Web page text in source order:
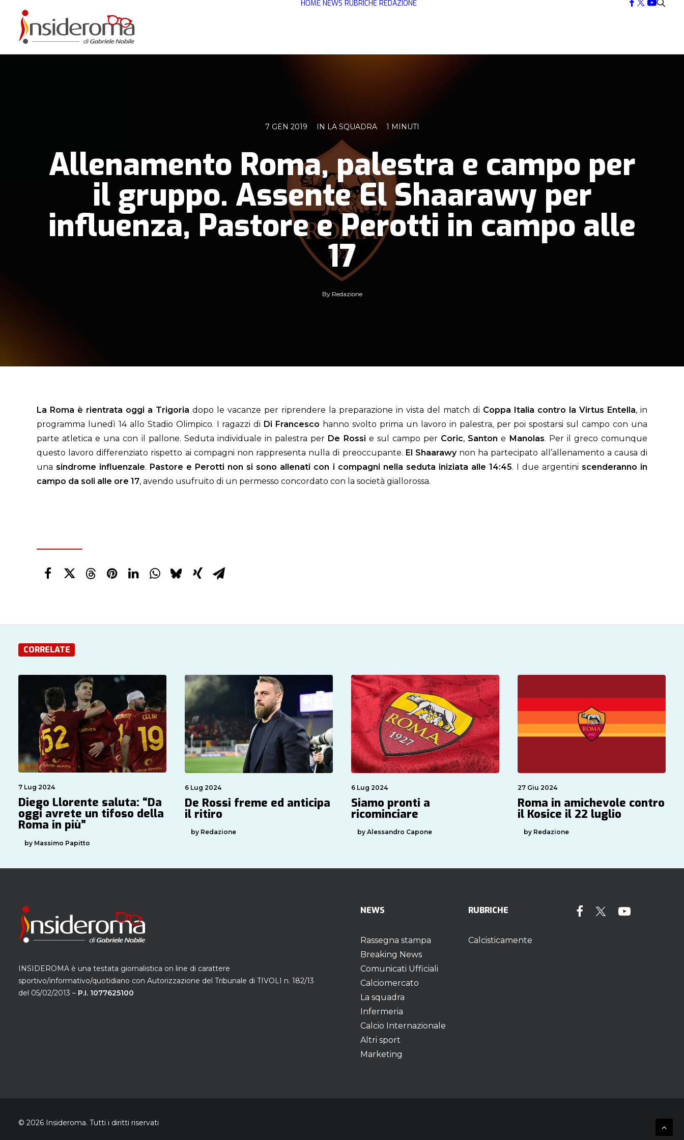
HOME NEWS RUBRICHE REDAZIONE
7 GEN 2019 IN LA SQUADRA 1 MINUTI
Allenamento Roma, palestra e campo per
il gruppo. Assente El Shaarawy per
influenza, Pastore e Perotti in campo alle
17
By Redazione
La Roma è rientrata oggi a Trigoria dopo le vacanze per riprendere la preparazione in vista del match di Coppa Italia contro la Virtus Entella, in
programma lunedì 14 allo Stadio Olimpico. I ragazzi di Di Francesco hanno svolto prima un lavoro in palestra, per poi spostarsi sul campo con una
parte atletica e una con il pallone. Seduta individuale in palestra per De Rossi e sul campo per Coric, Santon e Manolas. Per il greco comunque
questo lavoro differenziato rispetto ai compagni non rappresenta nulla di preoccupante. El Shaarawynon ha partecipato all’allenamento a causa di
una sindrome influenzale. Pastore e Perotti non si sono allenati con i compagni nella seduta iniziata alle 14:45. I due argentini scenderanno in
campo da soli alle ore 17, avendo usufruito di un permesso concordato con la società giallorossa.
CORRELATE
7 Lug 2024
Diego Llorente saluta: “Da
oggi avrete un tifoso della
Roma in più”
by Massimo Papitto
6 Lug 2024
De Rossi freme ed anticipa
il ritiro
by Redazione
6 Lug 2024
Siamo pronti a
ricominciare
by Alessandro Capone
27 Giu 2024
Roma in amichevole contro
il Kosice il 22 luglio
by Redazione
INSIDEROMA è una testata giornalistica on line di carattere
sportivo/informativo/quotidiano con Autorizzazione del Tribunale di TIVOLI n. 182/13
del 05/02/2013 – P.I. 1077625100
NEWS
Rassegna stampa
Breaking News
Comunicati Ufficiali
Calciomercato
La squadra
Infermeria
Calcio Internazionale
Altri sport
Marketing
RUBRICHE
Calcisticamente
© 2026 Insideroma. Tutti i diritti riservati